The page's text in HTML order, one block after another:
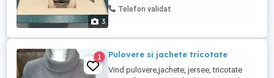
3
Telefon validat
1 Pulovere si jachete tricotate
Vind pulovere,jachete, jersee, tricotate